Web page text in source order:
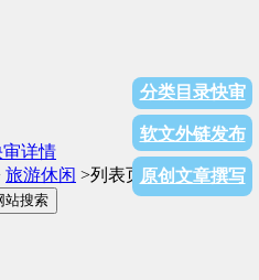
分类目录快审
软文外链发布
原创文章撰写
旅游休闲 >列表页面
站搜索